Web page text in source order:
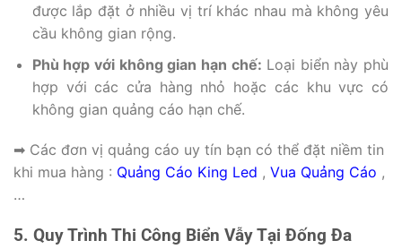
được lắp đặt ở nhiều vị trí khác nhau mà không yêu
cầu không gian rộng.
Phù hợp với không gian hạn chế: Loại biển này phù
hợp với các cửa hàng nhỏ hoặc các khu vực có
không gian quảng cáo hạn chế.
➡ Các đơn vị quảng cáo uy tín bạn có thể đặt niềm tin
khi mua hàng : Quảng Cáo King Led , Vua Quảng Cáo ,
…
5. Quy Trình Thi Công Biển Vẫy Tại Đống Đa